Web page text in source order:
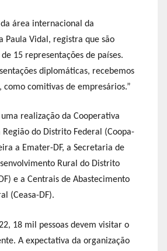
área internacional da
Paula Vidal, registra que são
15 representações de países.
diplomáticas, recebemos
como comitivas de empresários.”
realização da Cooperativa
do Distrito Federal (Coopa-
a Emater-DF, a Secretaria de
Rural do Distrito
e a Centrais de Abastecimento
(Ceasa-DF).
18 mil pessoas devem visitar o
A expectativa da organização